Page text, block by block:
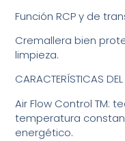
Función RCP y de
Cremallera bien
limpieza.
CARACTERÍSTICAS
Air Flow Control TM:
temperatura
energético.